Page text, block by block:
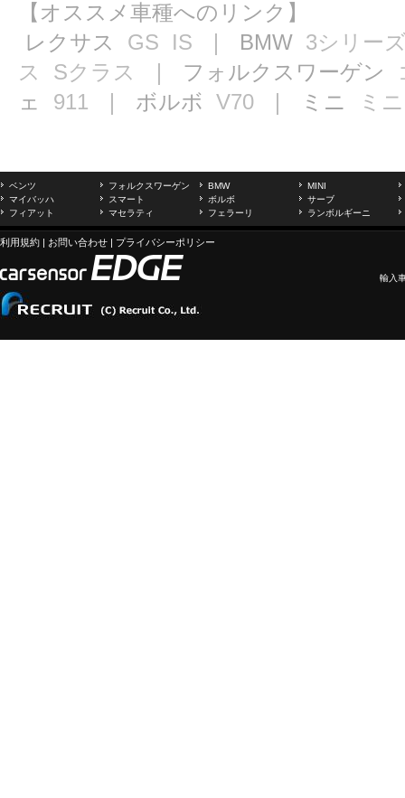
【オススメ車種へのリンク】
レクサス GS IS ｜ BMW 3シリー
ス
Sクラス ｜ フォルクスワーゲン
ェ 911 ｜ ボルボ V70 ｜ ミニ ミニ
ベンツ フォルクスワーゲン BMW
MINI
マイバッハ
スマート ボルボ
サーブ
フィアット
マセラティ フェラーリ ランボルギーニ
利用規約 | お問い合わせ | プライバシーポリシー
輸入